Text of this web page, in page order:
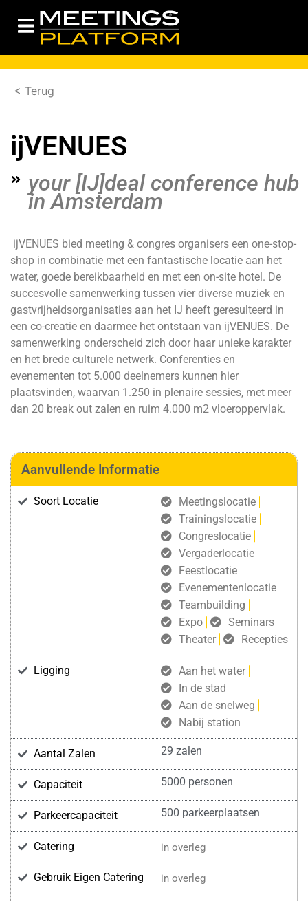
< Terug
ijVENUES
your [IJ]deal conference hub
in Amsterdam
ijVENUES bied meeting & congres organisers een one-stop-
shop in combinatie met een fantastische locatie aan het
water, goede bereikbaarheid en met een on-site hotel. De
succesvolle samenwerking tussen vier diverse muziek en
gastvrijheidsorganisaties aan het IJ heeft geresulteerd in
een co-creatie en daarmee het ontstaan van ijVENUES. De
samenwerking onderscheid zich door haar unieke karakter
en het brede culturele netwerk. Conferenties en
evenementen tot 5.000 deelnemers kunnen hier
plaatsvinden, waarvan 1.250 in plenaire sessies, met meer
dan 20 break out zalen en ruim 4.000 m2 vloeroppervlak.
Aanvullende Informatie
Soort Locatie
Meetingslocatie
Trainingslocatie
Congreslocatie
Vergaderlocatie
Feestlocatie
Evenementenlocatie
Teambuilding
Expo
Seminars
Theater
Recepties
Ligging
Aan het water
In de stad
Aan de snelweg
Nabij station
Aantal Zalen 29 zalen
Capaciteit 5000 personen
Parkeercapaciteit 500 parkeerplaatsen
Catering in overleg
Gebruik Eigen Catering in overleg